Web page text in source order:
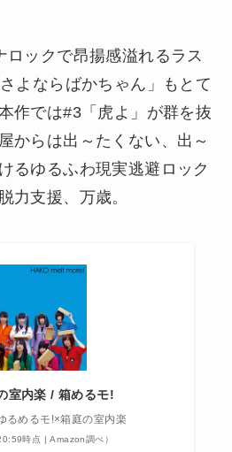
ックで昂揚感溢れるラス
よならばかちゃん」もとて
作では#3「虎よ」が群を抜
からは出～たくない、出～
るゆるふわ現実逃避ロック
力支援、万歳。
室内楽 / 箱めるモ!
るめるモ!×箱庭の室内楽
時点 | Amazon調べ）